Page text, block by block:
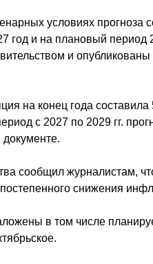
условиях прогноза
год и на плановый период
и опубликованы
на конец года составила
с 2027 по 2029 гг.
сообщил журналистам,
снижения
в том числе